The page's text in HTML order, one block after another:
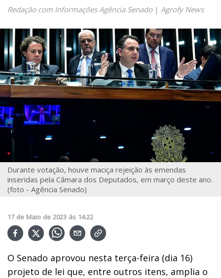
Redação com Informações Agência Senado| Agrofy News
Durante votação, houve maciça rejeição às emendas
inseridas pela Câmara dos Deputados, em março deste ano.
(foto - Agência Senado)
17 de Maio de 2023 ás 14:22
O Senado aprovou nesta terça-feira (dia 16)
projeto de lei que, entre outros itens, amplia o